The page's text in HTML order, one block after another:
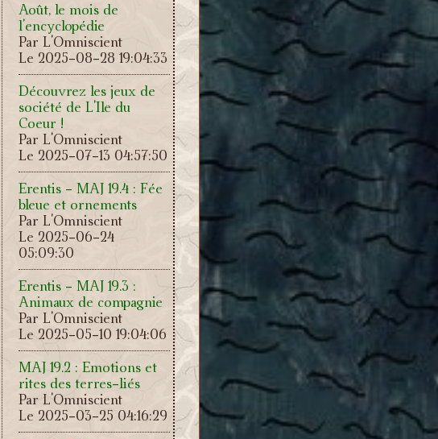
Août, le mois de
l'encyclopédie
Par L'Omniscient
Le 2025-08-28 19:04:33
Découvrez les jeux de
société de L'Ile du
Coeur !
Par L'Omniscient
Le 2025-07-13 04:57:50
Erentis - MAJ 19.4 : Fée
bleue et ornements
Par L'Omniscient
Le 2025-06-24
05:09:30
Erentis - MAJ 19.3 :
Animaux de compagnie
Par L'Omniscient
Le 2025-05-10 19:04:06
MAJ 19.2 : Emotions et
rites des terres-liés
Par L'Omniscient
Le 2025-03-25 04:16:29